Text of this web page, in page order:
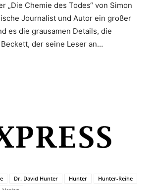
Chemie des Todes“ von Simon
Journalist und Autor ein großer
es die grausamen Details, die
der seine Leser an…
Dr. David Hunter Hunter
Hunter-Reihe